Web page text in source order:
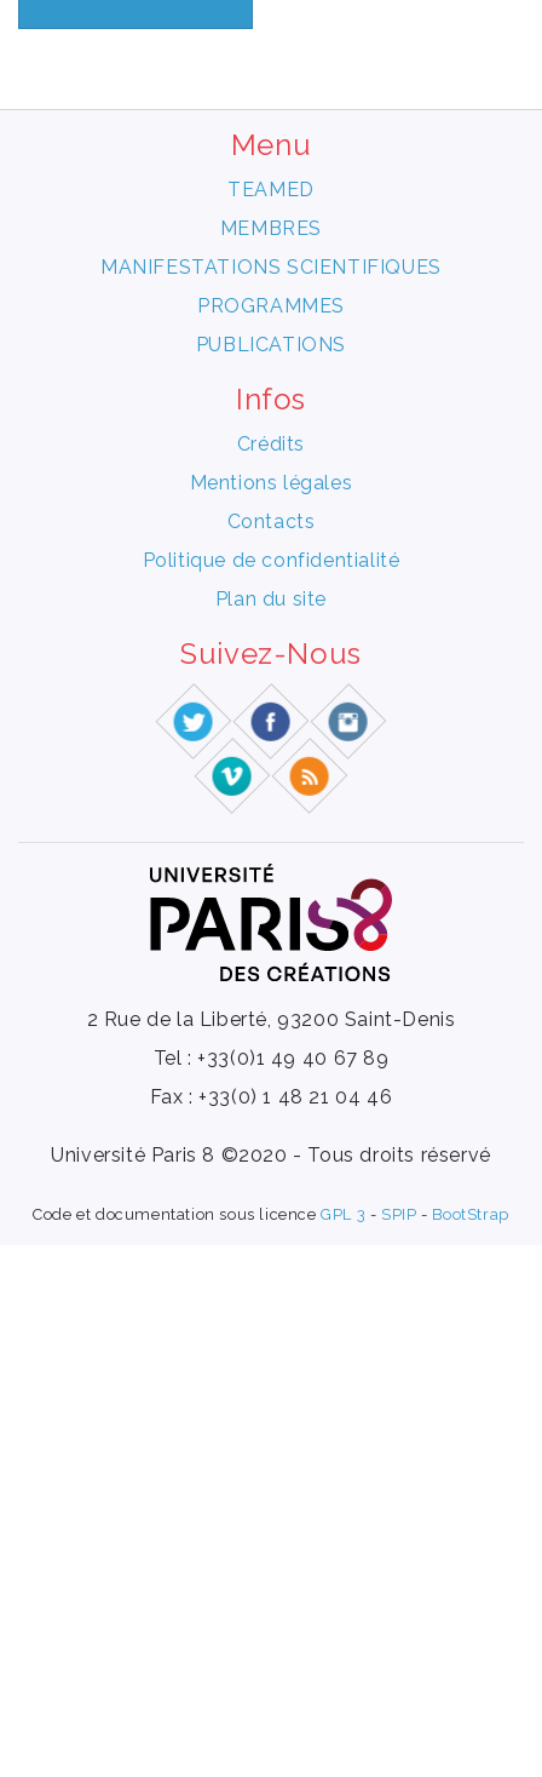
Menu
TEAMED
MEMBRES
MANIFESTATIONS SCIENTIFIQUES
PROGRAMMES
PUBLICATIONS
Infos
Crédits
Mentions légales
Contacts
Politique de confidentialité
Plan du site
Suivez-Nous
2 Rue de la Liberté, 93200 Saint-Denis
Tel : +33(0)1 49 40 67 89
Fax : +33(0) 1 48 21 04 46
Université Paris 8 ©2020 - Tous droits réservé
Code et documentation sous licenceGPL 3 - SPIP - BootStrap